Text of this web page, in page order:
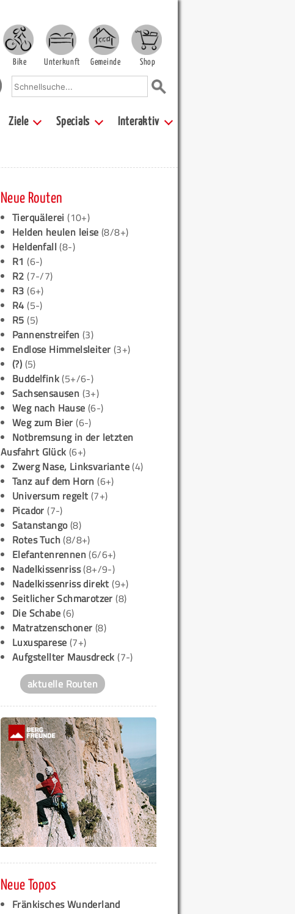
Bike Unterkunft Gemeinde Shop
Ziele Specials Interaktiv
Neue Routen
Tierquälerei (10+)
Helden heulen leise(8/8+)
Heldenfall(8-)
R1 (6-)
R2 (7-/7)
R3 (6+)
R4 (5-)
R5 (5)
Pannenstreifen (3)
Endlose Himmelsleiter (3+)
(?) (5)
Buddelfink(5+/6-)
Sachsensausen (3+)
Weg nach Hause (6-)
Weg zum Bier (6-)
Notbremsung in der letzten
Ausfahrt Glück (6+)
Zwerg Nase, Linksvariante(4)
Tanz auf dem Horn (6+)
Universum regelt (7+)
Picador (7-)
Satanstango(8)
Rotes Tuch(8/8+)
Elefantenrennen(6/6+)
Nadelkissenriss(8+/9-)
Nadelkissenriss direkt (9+)
Seitlicher Schmarotzer (8)
Die Schabe(6)
Matratzenschoner (8)
Luxusparese (7+)
Aufgstellter Mausdreck (7-)
aktuelle Routen
Neue Topos
Fränkisches Wunderland